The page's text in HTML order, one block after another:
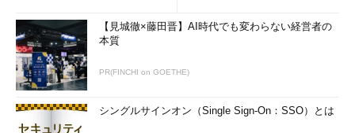
【見城徹×藤田晋】AI時代でも変わらない経営者の
本質
PR(FINCHI on GOETHE)
シングルサインオン（Single Sign-On：SSO）とは